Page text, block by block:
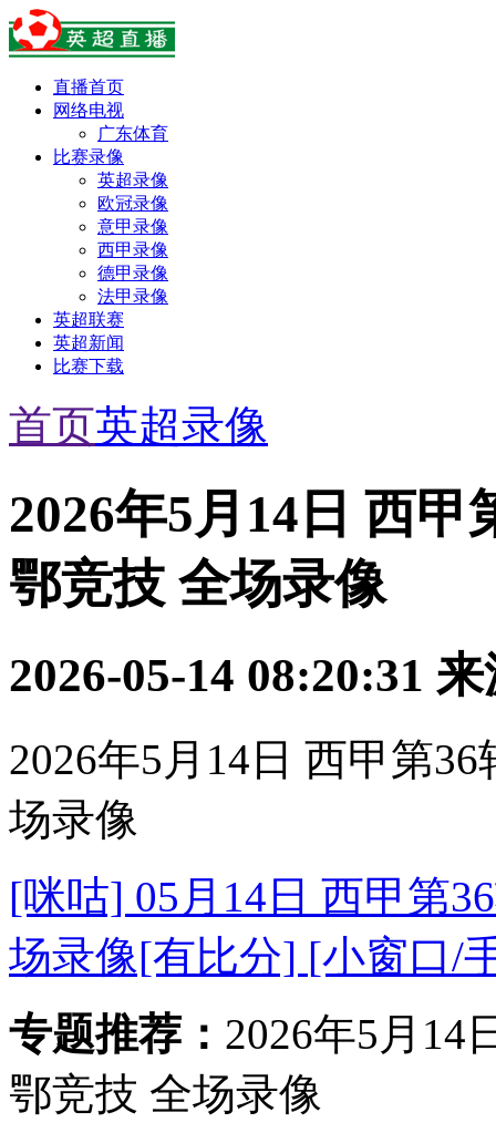
直播首页
网络电视
广东体育
比赛录像
英超录像
欧冠录像
意甲录像
西甲录像
德甲录像
法甲录像
英超联赛
英超新闻
比赛下载
首页英超录像
2026年5月14日 西
鄂竞技 全场录像
2026-05-14 08:20:31 来
2026年5月14日 西甲第
场录像
[咪咕] 05月14日 西甲第
场录像[有比分] [小窗口/
专题推荐： 2026年5月14
鄂竞技 全场录像